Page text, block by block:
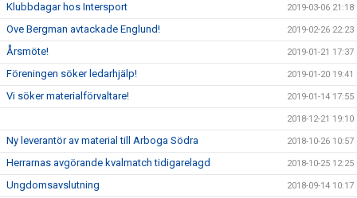
Klubbdagar hos Intersport 2019-03-06 21:18
Ove Bergman avtackade Englund! 2019-02-26 22:23
Årsmöte! 2019-01-21 17:37
Föreningen söker ledarhjälp! 2019-01-20 19:41
Vi söker materialförvaltare! 2019-01-14 17:55
2018-12-21 19:10
Ny leverantör av material till Arboga Södra 2018-10-26 10:57
Herrarnas avgörande kvalmatch tidigarelagd 2018-10-25 12:25
Ungdomsavslutning 2018-09-14 10:17